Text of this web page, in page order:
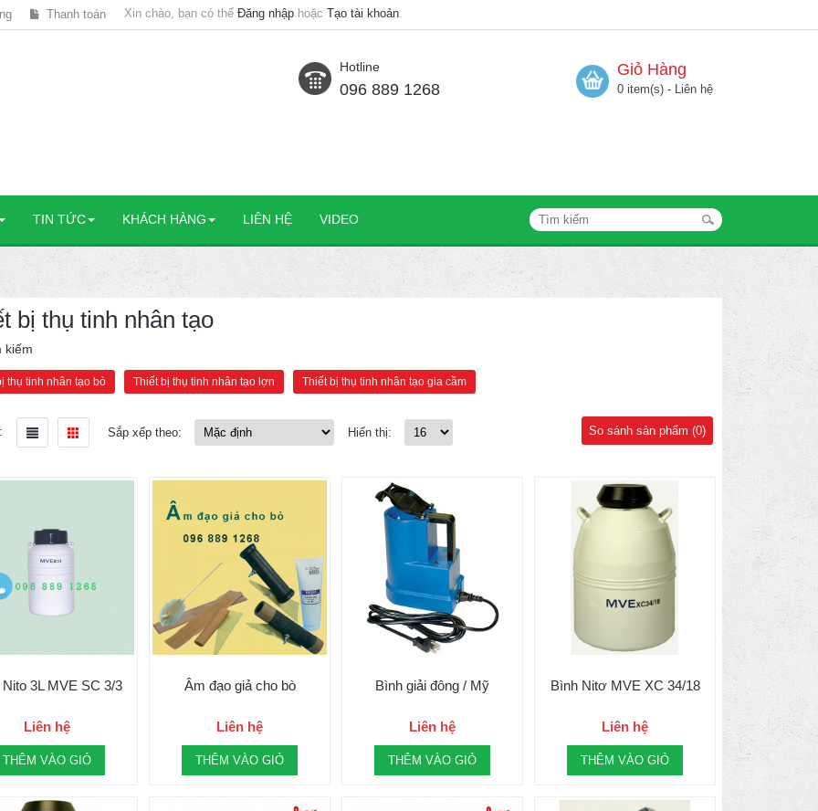
Thanh toán Xin chào, bạn có thể Đăng nhập hoặc Tạo tài khoản.
Hotline
096 889 1268
Giỏ Hàng
0 item(s) - Liên hệ
TIN TỨC KHÁCH HÀNG LIÊN HỆ VIDEO
bị thụ tinh nhân tạo
kiếm
thụ tinh nhân tạo bò Thiết bị thụ tinh nhân tạo lợn Thiết bị thụ tinh nhân tạo gia cầm
So sánh sản phẩm (0)
Sắp xếp theo: Hiển thị:
3L MVE SC 3/3
Liên hệ
THÊM VÀO GIỎ
Âm đạo giả cho bò
Liên hệ
THÊM VÀO GIỎ
Bình giải đông / Mỹ
Liên hệ
THÊM VÀO GIỎ
Bình Nitơ MVE XC 34/18
Liên hệ
THÊM VÀO GIỎ